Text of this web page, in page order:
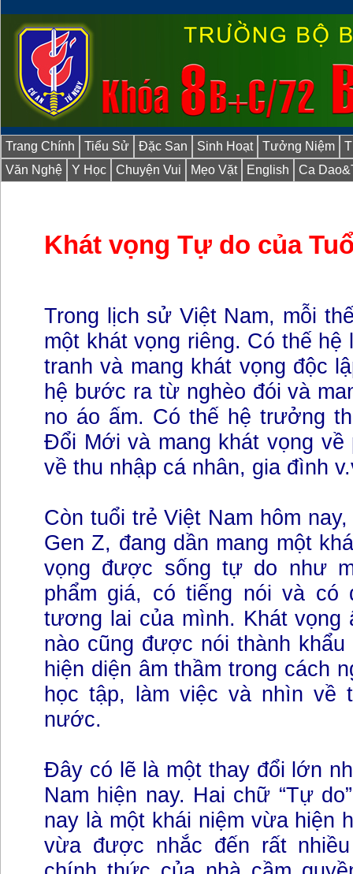
Trang Chính Tiểu Sử Đặc San Sinh Hoạt Tưởng Niệm
Văn Nghệ
Y Học Chuyện Vui Mẹo Vặt English Ca
Khát vọng Tự do của
Trong lịch sử Việt Nam, mỗi
một khát vọng riêng. Có thế
tranh và mang khát vọng độc
hệ bước ra từ nghèo đói và
no áo ấm. Có thế hệ trưởng
Đổi Mới và mang khát vọng về
về thu nhập cá nhân, gia đình
Còn tuổi trẻ Việt Nam hôm
Gen Z, đang dần mang một
vọng được sống tự do như
phẩm giá, có tiếng nói và có
tương lai của mình. Khát vọng
nào cũng được nói thành
hiện diện âm thầm trong cách
học tập, làm việc và nhìn về
nước.
Đây có lẽ là một thay đổi lớn
Nam hiện nay. Hai chữ “Tự
nay là một khái niệm vừa hiện
vừa được nhắc đến rất